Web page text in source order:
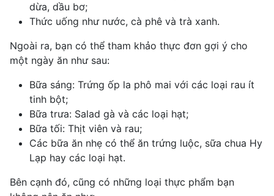
dừa, dầu bơ;
Thức uống như nước, cà phê và trà xanh.
Ngoài ra, bạn có thể tham khảo thực đơn gợi ý cho
một ngày ăn như sau:
Bữa sáng: Trứng ốp la phô mai với các loại rau ít
tinh bột;
Bữa trưa: Salad gà và các loại hạt;
Bữa tối: Thịt viên và rau;
Các bữa ăn nhẹ có thể ăn trứng luộc, sữa chua Hy
Lạp hay các loại hạt.
Bên cạnh đó, cũng có những loại thực phẩm bạn